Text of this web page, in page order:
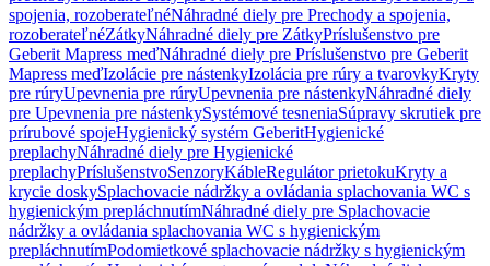
spojenia, rozoberateľnéNáhradné diely pre Prechody a spojenia,
rozoberateľnéZátkyNáhradné diely pre ZátkyPríslušenstvo pre
Geberit Mapress meďNáhradné diely pre Príslušenstvo pre Geberit
Mapress meďIzolácie pre nástenkyIzolácia pre rúry a tvarovkyKryty
pre rúryUpevnenia pre rúryUpevnenia pre nástenkyNáhradné diely
pre Upevnenia pre nástenkySystémové tesneniaSúpravy skrutiek pre
prírubové spojeHygienický systém GeberitHygienické
preplachyNáhradné diely pre Hygienické
preplachyPríslušenstvoSenzoryKábleRegulátor prietokuKryty a
krycie doskySplachovacie nádržky a ovládania splachovania WC s
hygienickým prepláchnutímNáhradné diely pre Splachovacie
nádržky a ovládania splachovania WC s hygienickým
prepláchnutímPodomietkové splachovacie nádržky s hygienickým